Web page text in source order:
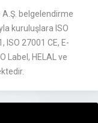
A.Ş. belgelendirme
kuruluşlara ISO
ISO 27001 CE, E-
Label, HELAL ve